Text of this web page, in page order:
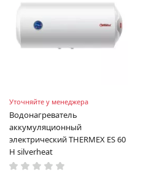
Уточняйте у менеджера
Водонагреватель
аккумуляционный
электрический THERMEX ES 60
H silverheat